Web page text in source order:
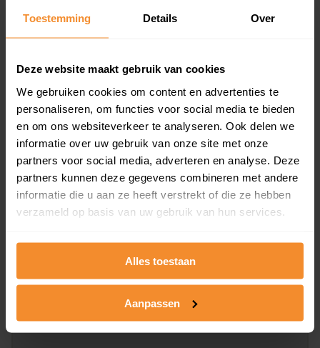
Toestemming Details Over
Deze website maakt gebruik van cookies
We gebruiken cookies om content en advertenties te
personaliseren, om functies voor social media te bieden
en om ons websiteverkeer te analyseren. Ook delen we
informatie over uw gebruik van onze site met onze
partners voor social media, adverteren en analyse. Deze
partners kunnen deze gegevens combineren met andere
informatie die u aan ze heeft verstrekt of die ze hebben
verzameld op basis van uw gebruik van hun services.
Alles toestaan
Aanpassen
Een overzicht van alle verkochte woningen (koopsom
en koopdatum) binnen een postcodegebied. Dit
Bekijk product
Direct leverbaar
Een uitgebreid overzicht van het perceel en
dit inclusief de luchtfoto!